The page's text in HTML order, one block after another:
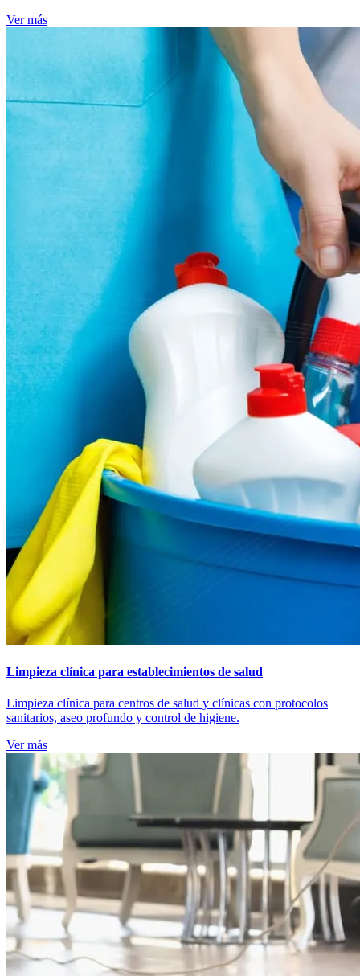
Ver más
Limpieza clínica para establecimientos de salud
Limpieza clínica para centros de salud y clínicas con protocolos
sanitarios, aseo profundo y control de higiene.
Ver más